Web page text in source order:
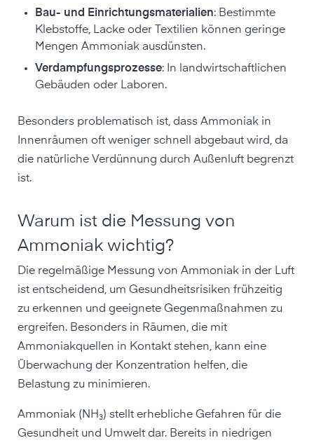
Bau- und Einrichtungsmaterialien: Bestimmte
Klebstoffe, Lacke oder Textilien können geringe
Mengen Ammoniak ausdünsten.
Verdampfungsprozesse: In landwirtschaftlichen
Gebäuden oder Laboren.
Besonders problematisch ist, dass Ammoniak in
Innenräumen oft weniger schnell abgebaut wird, da
die natürliche Verdünnung durch Außenluft begrenzt
ist.
Warum ist die Messung von
Ammoniak wichtig?
Die regelmäßige Messung von Ammoniak in der Luft
ist entscheidend, um Gesundheitsrisiken frühzeitig
zu erkennen und geeignete Gegenmaßnahmen zu
ergreifen. Besonders in Räumen, die mit
Ammoniakquellen in Kontakt stehen, kann eine
Überwachung der Konzentration helfen, die
Belastung zu minimieren.
Ammoniak (NH₃) stellt erhebliche Gefahren für die
Gesundheit und Umwelt dar. Bereits in niedrigen